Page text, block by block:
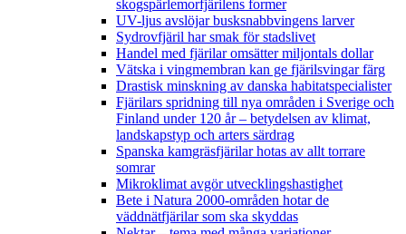
skogspärlemorfjärilens former
UV-ljus avslöjar busksnabbvingens larver
Sydrovfjäril har smak för stadslivet
Handel med fjärilar omsätter miljontals dollar
Vätska i vingmembran kan ge fjärilsvingar färg
Drastisk minskning av danska habitatspecialister
Fjärilars spridning till nya områden i Sverige och
Finland under 120 år– betydelsen av klimat,
landskapstyp och arters särdrag
Spanska kamgräsfjärilar hotas av allt torrare
somrar
Mikroklimat avgör utvecklingshastighet
Bete i Natura 2000-områden hotar de
väddnätfjärilar som ska skyddas